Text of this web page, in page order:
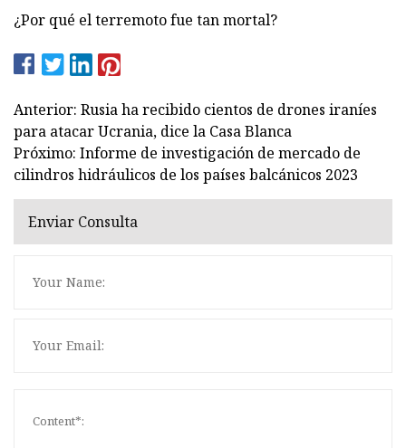
¿Por qué el terremoto fue tan mortal?
Anterior: Rusia ha recibido cientos de drones iraníes
para atacar Ucrania, dice la Casa Blanca
Próximo: Informe de investigación de mercado de
cilindros hidráulicos de los países balcánicos 2023
Enviar Consulta